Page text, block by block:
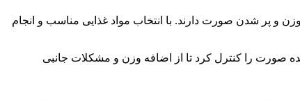
و پر شدن صورت دارند. با انتخاب مواد غذایی مناسب و انجام
صورت را کنترل کرد تا از اضافه وزن و مشکلات جانبی